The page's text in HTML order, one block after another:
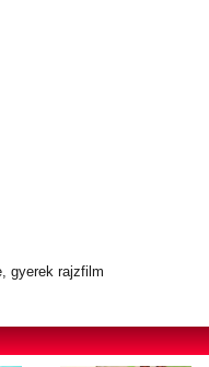
gyerek rajzfilm